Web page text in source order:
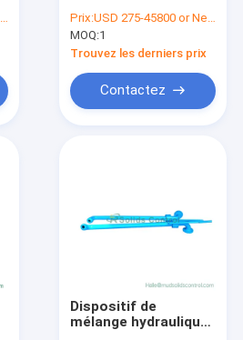
grande capacité pour
les solides critiques
Sécurité des
équipements de
contrôle
Prix:USD 275-45800 or Negotiable
MOQ:1
Trouvez les derniers prix
Contactez
Dispositif de
mélange hydraulique